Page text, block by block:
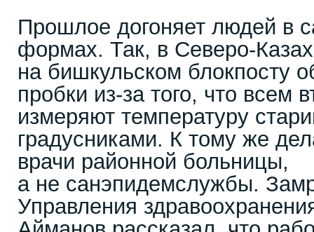
Прошлое догоняет людей в
формах. Так, в Северо-
на бишкульском блокпосту
пробки из-за того, что всем
измеряют температуру
градусниками. К тому же
врачи районной больницы,
а не санэпидемслужбы.
Управления